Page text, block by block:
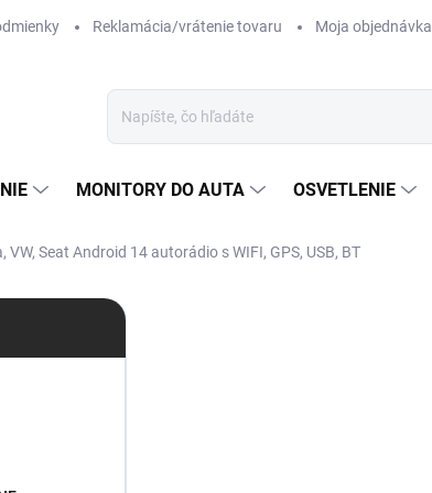
Reklamácia/vrátenie tovaru Moja objednávka
MONITORY DO AUTA OSVETLENIE
VW, Seat Android 14 autorádio s WIFI, GPS, USB, BT